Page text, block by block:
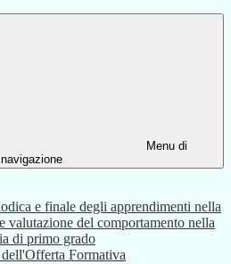
Menu di
navigazione
e finale degli apprendimenti nella
valutazione del comportamento nella
di primo grado
Formativa